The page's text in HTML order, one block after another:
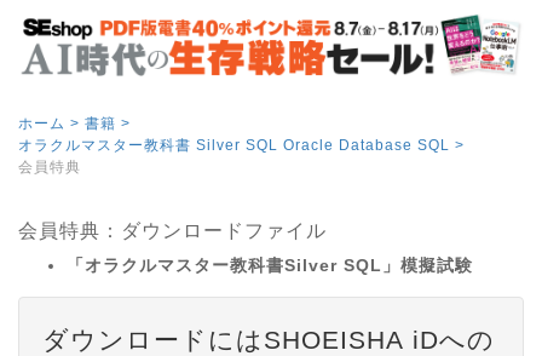
ホーム > 書籍 >
オラクルマスター教科書 Silver SQL Oracle Database SQL >
会員特典
会員特典：ダウンロードファイル
「オラクルマスター教科書Silver SQL」模擬試験
ダウンロードにはSHOEISHA iDへの